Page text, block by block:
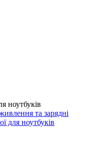
ноутбуків
та зарядні
для ноутбуків